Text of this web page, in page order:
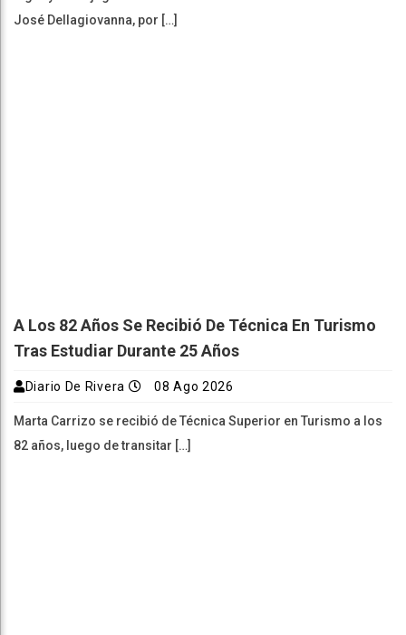
José Dellagiovanna, por […]
A Los 82 Años Se Recibió De Técnica En Turismo
Tras Estudiar Durante 25 Años
Diario De Rivera 08 Ago 2026
Marta Carrizo se recibió de Técnica Superior en Turismo a los
82 años, luego de transitar […]